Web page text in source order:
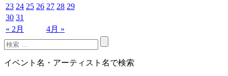
« 2月 4月 »
23 24 25 26 27 28 29
30 31
イベント名・アーティスト名で検索